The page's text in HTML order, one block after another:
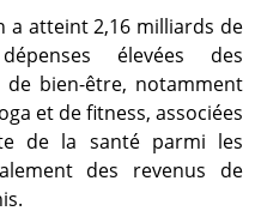
a atteint 2,16 milliards de
élevées des
de bien-être, notamment
et de fitness, associées
de la santé parmi les
des revenus de